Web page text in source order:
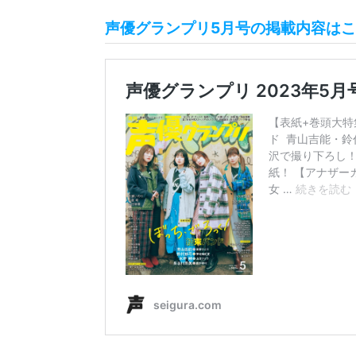
声優グランプリ5月号の掲載内容はこ